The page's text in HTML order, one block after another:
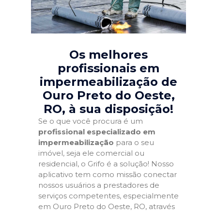
Os melhores
profissionais em
impermeabilização de
Ouro Preto do Oeste,
RO, à sua disposição!
Se o que você procura é um
profissional especializado em
impermeabilização para o seu
imóvel, seja ele comercial ou
residencial, o Grifo é a solução! Nosso
aplicativo tem como missão conectar
nossos usuários a prestadores de
serviços competentes, especialmente
em Ouro Preto do Oeste, RO, através